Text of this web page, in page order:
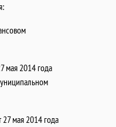
мая 2014 года
мая 2014 года